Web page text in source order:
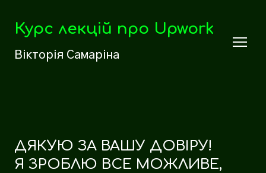
Курс лекцій про Upwork
Вікторія Самаріна
ДЯКУЮ ЗА ВАШУ ДОВІРУ!
Я ЗРОБЛЮ ВСЕ МОЖЛИВЕ,